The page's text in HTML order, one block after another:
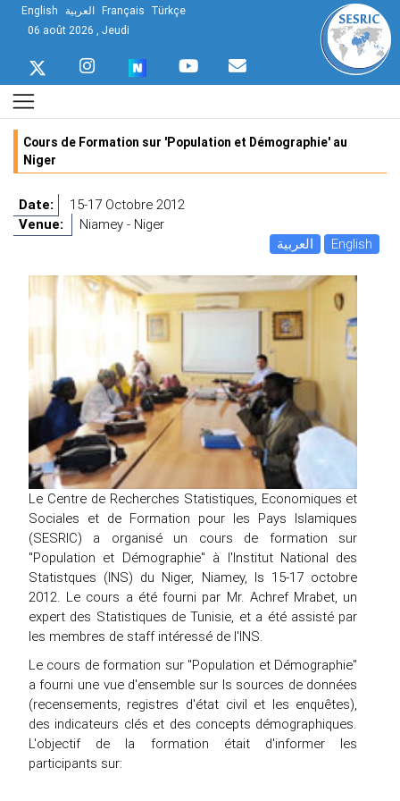
English العربية Français Türkçe
06 août 2026 , Jeudi
Cours de Formation sur 'Population et Démographie' au
Niger
Date:
15-17 Octobre 2012
Venue:
Niamey - Niger
العربية
English
Le Centre de Recherches Statistiques, Economiques et
Sociales et de Formation pour les Pays Islamiques
(SESRIC) a organisé un cours de formation sur
"Population et Démographie" à l'Institut National des
Statistques (INS) du Niger, Niamey, ls 15-17 octobre
2012. Le cours a été fourni par Mr. Achref Mrabet, un
expert des Statistiques de Tunisie, et a été assisté par
les membres de staff intéressé de l'INS.
Le cours de formation sur "Population et Démographie"
a fourni une vue d'ensemble sur ls sources de données
(recensements, registres d'état civil et les enquêtes),
des indicateurs clés et des concepts démographiques.
L'objectif de la formation était d'informer les
participants sur: